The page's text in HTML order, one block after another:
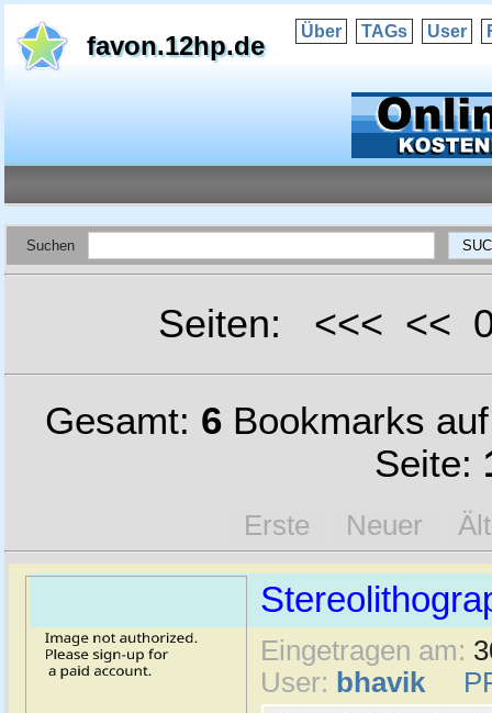
favon.12hp.de Über TAGs User
Suchen
Seiten: <<< <<
Gesamt: 6Bookmarks
Seite:
Erste Neuer
Eingetragen am:
User: bhavik